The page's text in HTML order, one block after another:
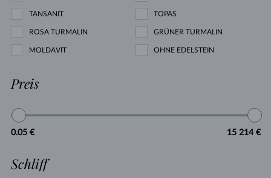
TANSANIT TOPAS
ROSA TURMALIN GRÜNER TURMALIN
MOLDAVIT OHNE EDELSTEIN
Preis
0.05 € 15 214 €
Schliff